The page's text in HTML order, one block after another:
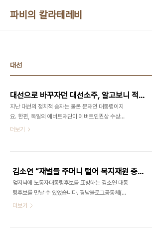
파비의 칼라테레비
대선
대선으로 바꾸자던 대선소주, 알고보니 적폐?
지난 대선의 정치적 승자는 물론 문재인 대통령이지
요. 한편, 독일의 에버트재단이 에버트인권상 수상자
로 유례없이 특정 개인이나 단체가 아닌 불특정 다수
는 이야기가 있습니다. 무슨 소리냐고요? 대선주조
하면 떠오르는 이름, 시원 또는 C1이지요. 이 시원소
주는 부산지역을 기반으로 하는데 경남지역이 기반
인 무학소주에 밀려 지난해에는 점유율이 무려 10%
대로 떨어져 회사가 거의 존폐의 기로에 섰다고 합니
회가 찾아온 것입니다. 바로 박근혜 탄핵정국에 이은
더보기
김소연 “재벌들 주머니 털어 복지재원 충당할 것”
엊저녁에 노동자대통령후보를 표방하는 김소연 대통
령후보를 만날 수 있었습니다. 경남블로그공동체(경
블공)와 간담회가 있었는데요. 오후 7시 창원 용지동
더보기